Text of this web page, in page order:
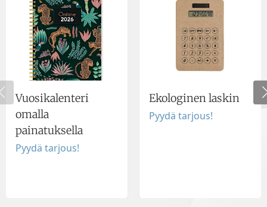
Vuosikalenteri
omalla
painatuksella
Pyydä tarjous!
Ekologinen laskin
Pyydä tarjous!